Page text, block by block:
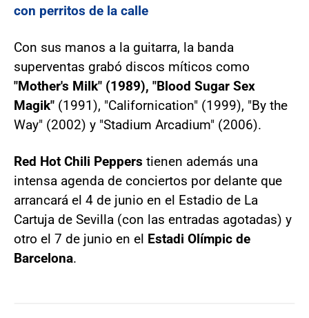
con perritos de la calle
Con sus manos a la guitarra, la banda
superventas grabó discos míticos como
"Mother's Milk" (1989), "Blood Sugar Sex
Magik" (1991), "Californication" (1999), "By the
Way" (2002) y "Stadium Arcadium" (2006).
Red Hot Chili Peppers tienen además una
intensa agenda de conciertos por delante que
arrancará el 4 de junio en el Estadio de La
Cartuja de Sevilla (con las entradas agotadas) y
otro el 7 de junio en el Estadi Olímpic de
Barcelona.